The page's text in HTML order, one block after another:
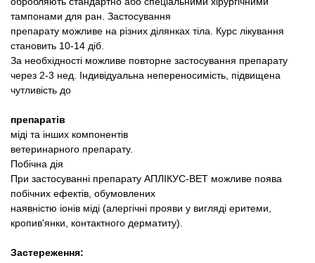
тампонами для ран. Застосування
препарату можливе на різних ділянках тіла. Курс лікування
становить 10-14 діб.
За необхідності можливе повторне застосування препарату
через 2-3 нед. Індивідуальна непереносимість, підвищена
чутливість до
препаратів
міді та інших компонентів
ветеринарного препарату.
Побічна дія
При застосуванні препарату АПЛІКУС-ВЕТ можливе поява
побічних ефектів, обумовлених
наявністю іонів міді (алергічні прояви у вигляді еритеми,
кропив'янки, контактного дерматиту).
Застереження: